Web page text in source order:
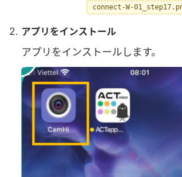
connect-W-
アプリをインストール
アプリをインストールします。